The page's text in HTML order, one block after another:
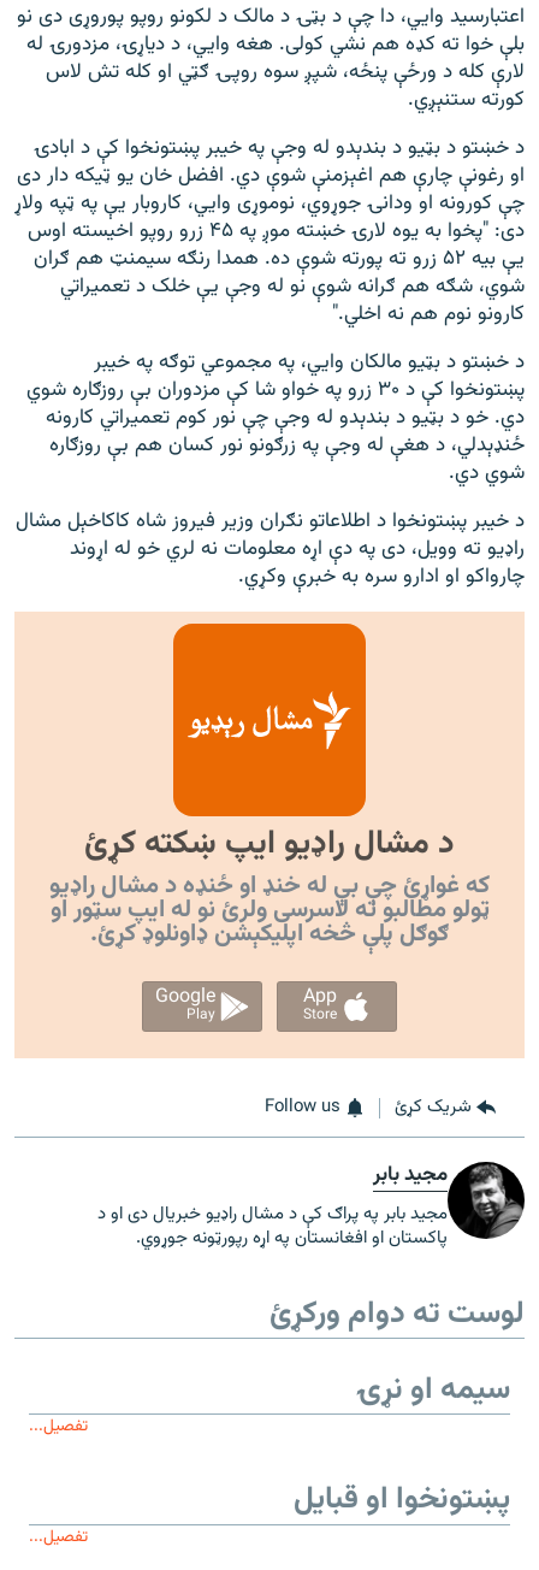
اعتبارسید وايي، دا چې د بټۍ د مالک د لکونو روپو پوروړی دی نو
بلې خوا ته کډه هم نشي کولی. هغه وايي، د دیاړۍ، مزدورۍ له
لارې کله د ورځې پنځه، شپږ سوه روپۍ ګټي او کله تش لاس
کورته ستنېږي.
د خښتو د بټیو د بندېدو له وجې په خیبر پښتونخوا کې د ابادۍ
او رغونې چارې هم اغېزمنې شوې دي. افضل خان یو ټیکه دار دی
چې کورونه او ودانۍ جوړوي، نوموړی وايي، کاروبار یې په ټپه ولاړ
دی: "پخوا به یوه لارۍ خښته موږ په ۴۵ زرو روپو اخیسته اوس
یې بیه ۵۲ زرو ته پورته شوې ده. همدا رنګه سیمنټ هم ګران
شوي، شګه هم ګرانه شوې نو له وجې یې خلک د تعمیراتي
کارونو نوم هم نه اخلي."
د خښتو د بټیو مالکان وايي، په مجموعي توګه په خیبر
پښتونخوا کې د ۳۰ زرو په خواو شا کې مزدوران بې روزګاره شوي
دي. خو د بټیو د بندېدو له وجې چې نور کوم تعمیراتي کارونه
ځنډېدلي، د هغې له وجې په زرګونو نور کسان هم بې روزګاره
شوي دي.
د خیبر پښتونخوا د اطلاعاتو نګران وزیر فیروز شاه کاکاخېل مشال
راډیو ته وویل، دی په دې اړه معلومات نه لري خو له اړوند
چارواکو او ادارو سره به خبرې وکړي.
د مشال راډیو ایپ ښکته کړئ
که غواړئ چې بې له خنډ او ځنډه د مشال راډیو
ټولو مطالبو ته لاسرسی ولرئ نو له ایپ سټور او
ګوګل پلې څخه اپليکېشن ډاونلوډ کړئ.
App
Store
Google
Play
شریک کړئ Follow us
مجید بابر
مجید بابر په پراګ کې د مشال راډیو خبریال دی او د
پاکستان او افغانستان په اړه رپورټونه جوړوي.
لوست ته دوام ورکړئ
سیمه او نړۍ
تفصیل...
پښتونخوا او قبایل
تفصیل...